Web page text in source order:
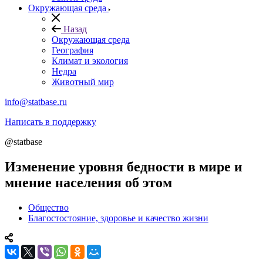
Окружающая среда
Назад
Окружающая среда
География
Климат и экология
Недра
Животный мир
info@statbase.ru
Написать в поддержку
@statbase
Изменение уровня бедности в мире и
мнение населения об этом
Общество
Благостостояние, здоровье и качество жизни